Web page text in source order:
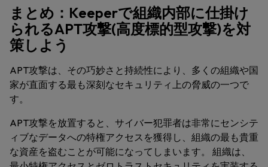
まとめ：Keeperで組織内部に仕掛け
られるAPT攻撃(高度標的型攻撃)を対
策しよう
APT攻撃は、その巧妙さと持続性により、多くの組織や国
家が直面する最も深刻なセキュリティ上の脅威の一つで
す。
APT攻撃を放置すると、サイバー犯罪者は非常にセンシテ
ィブなデータへの特権アクセスを獲得し、組織の最も貴重
な資産を盗むことが可能になってしまいます。 組織は、